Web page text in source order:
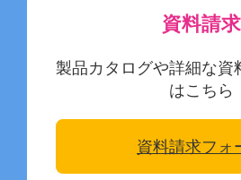
資料請求
製品カタログや詳細な資
はこちら
資料請求フォ